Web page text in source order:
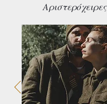
Αριστερόχειρες